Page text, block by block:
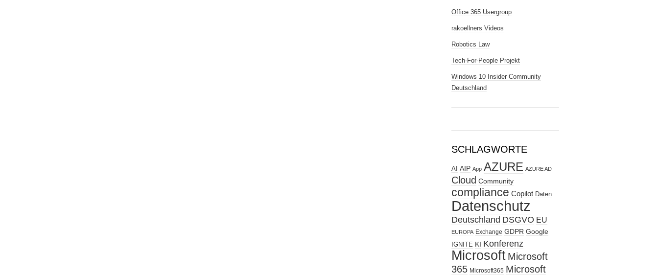
Office 365 Usergroup
rakoellners Videos
Robotics Law
Tech-For-People Projekt
Windows 10 Insider Community
Deutschland
SCHLAGWORTE
AI AIP App AZURE AZURE AD
Cloud Community
compliance Copilot Daten
Datenschutz
Deutschland DSGVO EU
EUROPA Exchange GDPR Google
IGNITE KI Konferenz
Microsoft Microsoft
365 Microsoft365 Microsoft